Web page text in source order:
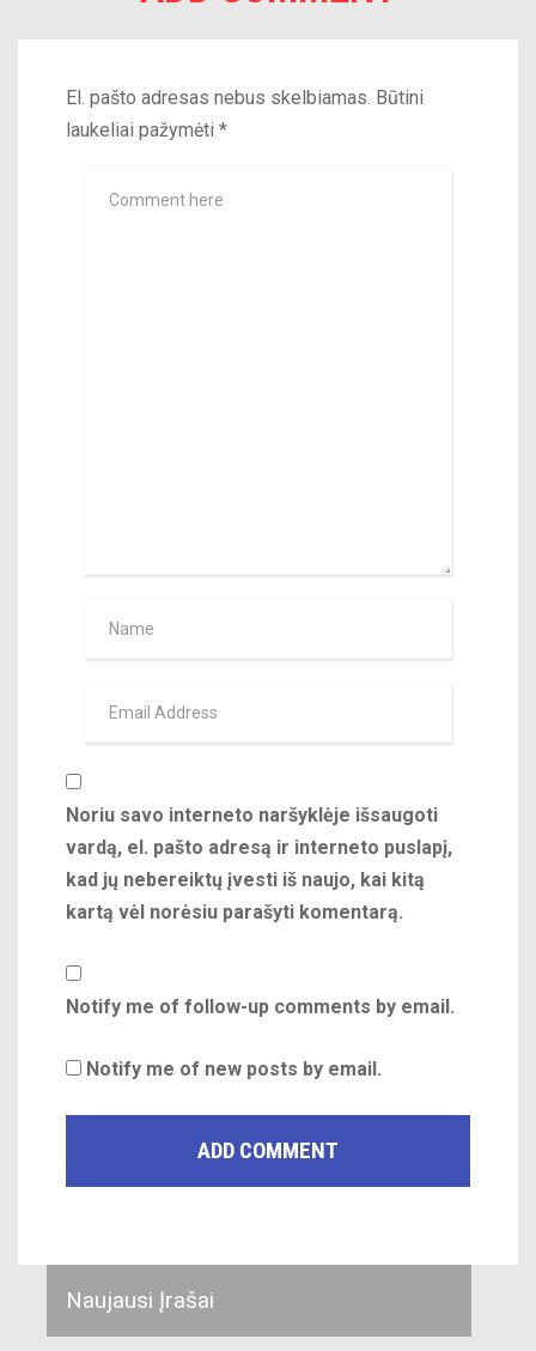
El. pašto adresas nebus skelbiamas. Būtini
laukeliai pažymėti *
Noriu savo interneto naršyklėje išsaugoti
vardą, el. pašto adresą ir interneto puslapį,
kad jų nebereiktų įvesti iš naujo, kai kitą
kartą vėl norėsiu parašyti komentarą.
Notify me of follow-up comments by email.
Notify me of new posts by email.
Naujausi Įrašai